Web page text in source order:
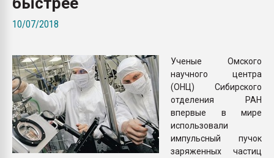
10/07/2018
Ученые Омского
научного центра
(ОНЦ) Сибирского
отделения РАН
впервые в мире
использовали
импульсный пучок
заряженных частиц